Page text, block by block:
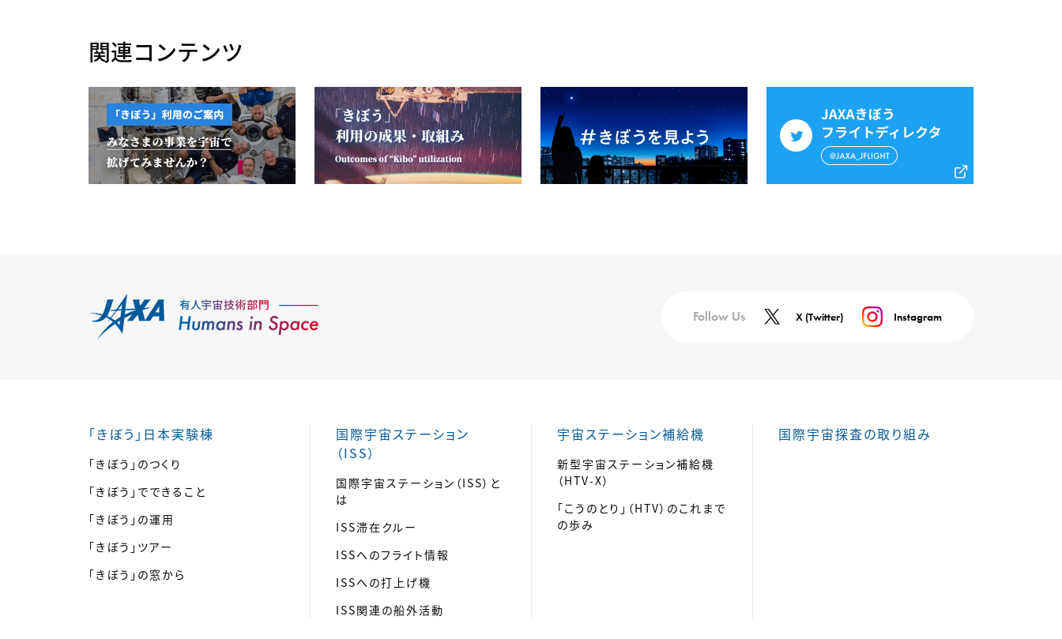
関連コンテンツ
Follow Us X (Twitter) Instagram
「きぼう」日本実験棟
「きぼう」のつくり
「きぼう」でできること
「きぼう」の運用
「きぼう」ツアー
「きぼう」の窓から
国際宇宙ステーション
（ISS）
国際宇宙ステーション（ISS）と
は
ISS滞在クルー
ISSへのフライト情報
ISSへの打上げ機
ISS関連の船外活動
宇宙ステーション補給機
新型宇宙ステーション補給機
（HTV-X）
「こうのとり」（HTV）のこれまで
の歩み
国際宇宙探査の取り組み